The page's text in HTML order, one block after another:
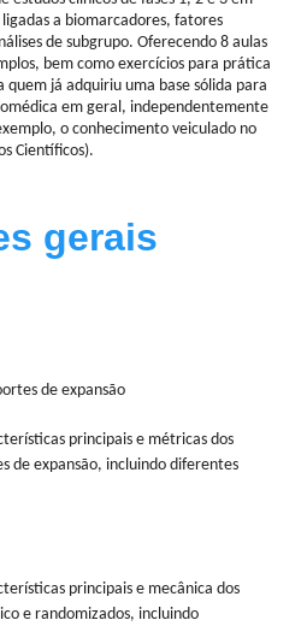
a biomarcadores, fatores
de subgrupo. Oferecendo 8 aulas
bem como exercícios para prática
quem já adquiriu uma base sólida para
em geral, independentemente
o conhecimento veiculado no
Científicos).
gerais
de expansão
principais e métricas dos
de expansão, incluindo diferentes
principais e mecânica dos
e randomizados, incluindo